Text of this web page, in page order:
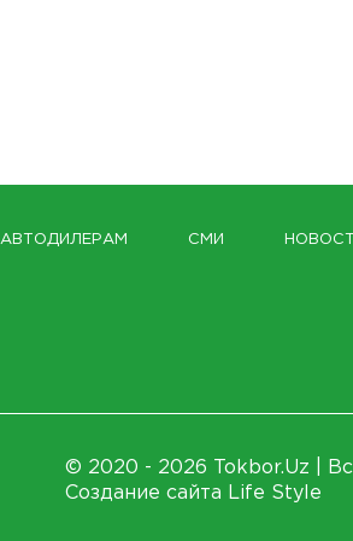
АВТОДИЛЕРАМ СМИ
© 2020 - 2026 Tokbor.Uz |
Создание сайта Life Style